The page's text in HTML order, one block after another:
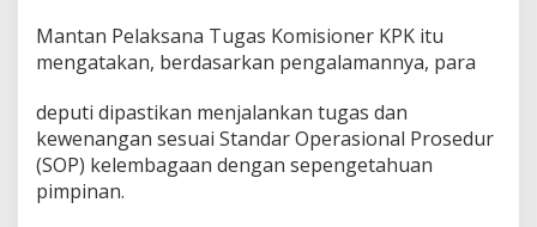
Mantan Pelaksana Tugas Komisioner KPK itu
mengatakan, berdasarkan pengalamannya, para
deputi dipastikan menjalankan tugas dan
kewenangan sesuai Standar Operasional Prosedur
(SOP) kelembagaan dengan sepengetahuan
pimpinan.